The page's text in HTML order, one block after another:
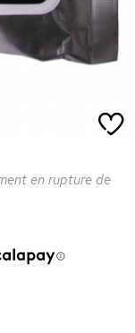
en rupture de